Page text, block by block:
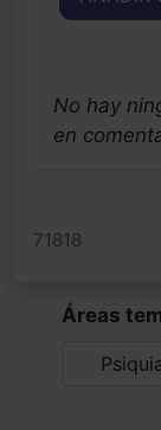
No hay
en
71818
Áreas